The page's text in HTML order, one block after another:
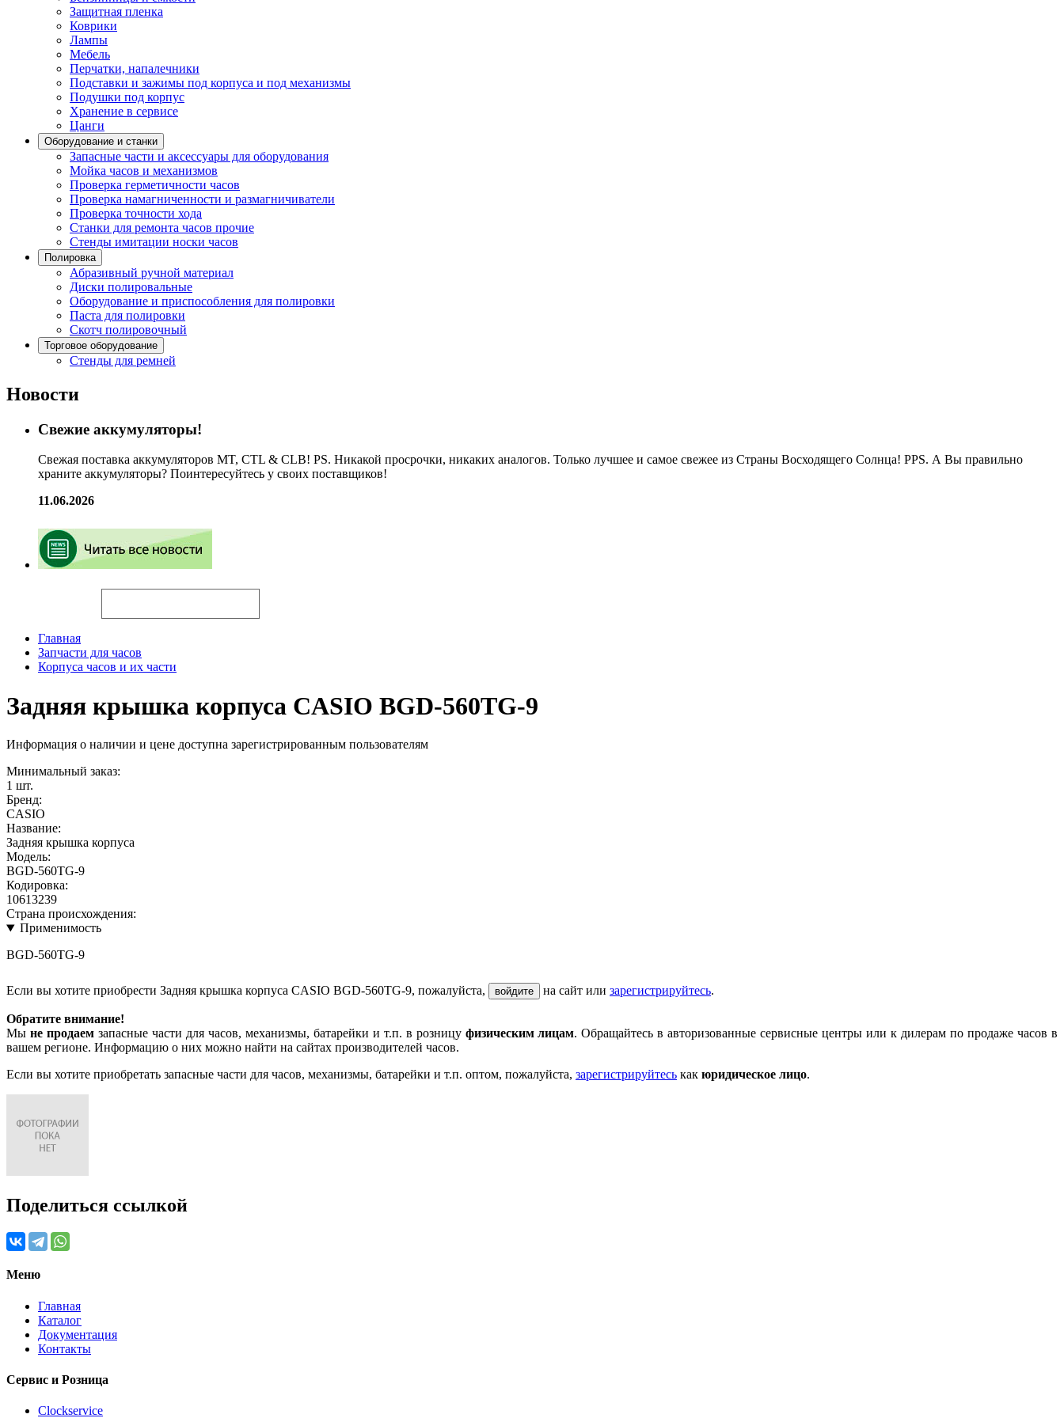
Защитная пленка
Коврики
Лампы
Мебель
Перчатки, напалечники
Подставки и зажимы под корпуса и под механизмы
Подушки под корпус
Хранение в сервисе
Цанги
Оборудование и станки
Запасные части и аксессуары для оборудования
Мойка часов и механизмов
Проверка герметичности часов
Проверка намагниченности и размагничиватели
Проверка точности хода
Станки для ремонта часов прочие
Стенды имитации носки часов
Полировка
Абразивный ручной материал
Диски полировальные
Оборудование и приспособления для полировки
Паста для полировки
Скотч полировочный
Торговое оборудование
Стенды для ремней
Новости
Свежие аккумуляторы!
Свежая поставка аккумуляторов MT, CTL & CLB! PS. Никакой просрочки, никаких аналогов. Только лучшее и самое свежее из Страны Восходящего Солнца! PPS. А Вы правильно
храните аккумуляторы? Поинтересуйтесь у своих поставщиков!
11.06.2026
Главная
Запчасти для часов
Корпуса часов и их части
Задняя крышка корпуса CASIO BGD-560TG-9
Информация о наличии и цене доступна зарегистрированным пользователям
Минимальный заказ:
1 шт.
Бренд:
CASIO
Название:
Задняя крышка корпуса
Модель:
BGD-560TG-9
Кодировка:
10613239
Страна происхождения:
Применимость
BGD-560TG-9
Если вы хотите приобрести Задняя крышка корпуса CASIO BGD-560TG-9, пожалуйста, войдите на сайт или зарегистрируйтесь.
Обратите внимание!
Мы не продаемзапасные части для часов, механизмы, батарейки и т.п. в розницу физическим лицам. Обращайтесь в авторизованные сервисные центры или к дилерам по продаже часов в
вашем регионе. Информацию о них можно найти на сайтах производителей часов.
Если вы хотите приобретать запасные части для часов, механизмы, батарейки и т.п. оптом, пожалуйста, зарегистрируйтесь как юридическое лицо.
Поделиться ссылкой
Меню
Главная
Каталог
Документация
Контакты
Сервис и Розница
Clockservice